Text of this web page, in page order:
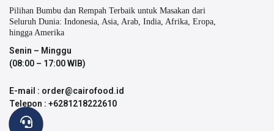
Pilihan Bumbu dan Rempah Terbaik untuk Masakan dari
Seluruh Dunia: Indonesia, Asia, Arab, India, Afrika, Eropa,
hingga Amerika
Senin – Minggu
(08:00 – 17:00 WIB)
E-mail : order@cairofood.id
Telepon : +6281218222610